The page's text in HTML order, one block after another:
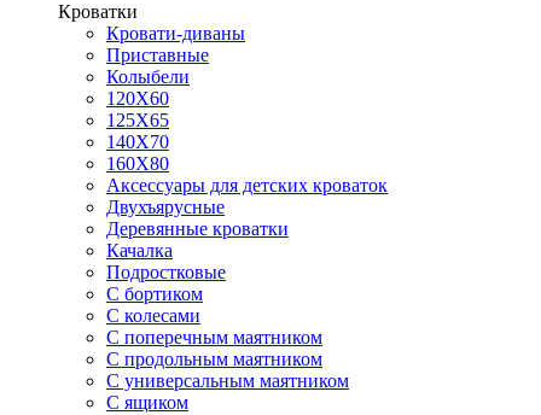
Кроватки
Кровати-диваны
Приставные
Колыбели
120Х60
125X65
140Х70
160Х80
Аксессуары для детских кроваток
Двухъярусные
Деревянные кроватки
Качалка
Подростковые
С бортиком
С колесами
С поперечным маятником
С продольным маятником
С универсальным маятником
С ящиком